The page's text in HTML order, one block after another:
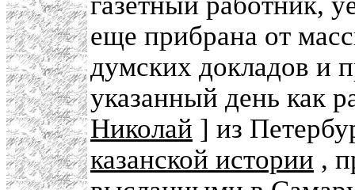
еще прибрана от
думских докладов и
указанный день как
Николай ] из
казанской истории ,